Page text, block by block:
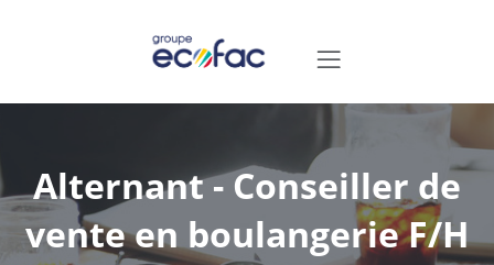
Alternant - Conseiller de
vente en boulangerie F/H